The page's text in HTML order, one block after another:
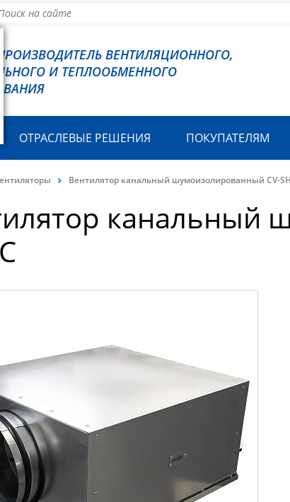
ВЕНТИЛЯЦИОННОГО,
И ТЕПЛООБМЕННОГО
ОТРАСЛЕВЫЕ РЕШЕНИЯ ПОКУПАТЕЛЯМ
Вентилятор канальный шумоизолированный CV-
канальный